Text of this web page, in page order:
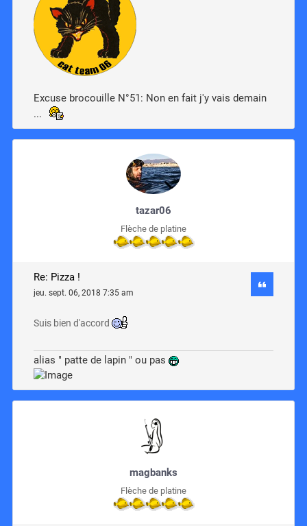
Excuse brocouille N°51: Non en fait j'y vais demain
...
tazar06
Flèche de platine
Re: Pizza !
jeu. sept. 06, 2018 7:35 am
Suis bien d'accord
alias " patte de lapin " ou pas
magbanks
Flèche de platine